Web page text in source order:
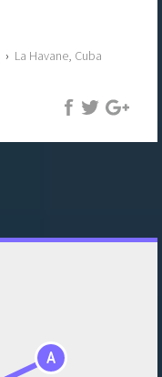
› La Havane, Cuba
A